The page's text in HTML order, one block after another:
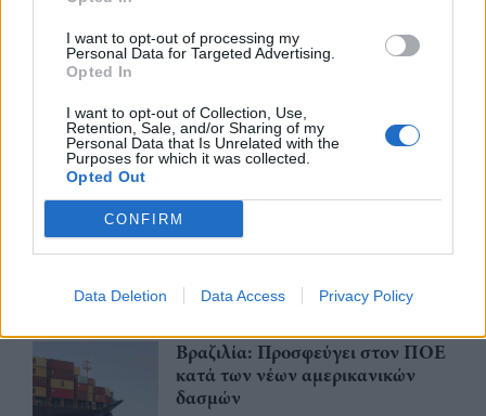
I want to opt-out of processing my
Personal Data for Targeted Advertising.
Opted In
I want to opt-out of Collection, Use,
Retention, Sale, and/or Sharing of my
Personal Data that Is Unrelated with the
Purposes for which it was collected.
Opted Out
CONFIRM
Data Deletion Data Access Privacy Policy
ING: Ενίσχυση κερδών κατά 16%
τρίμηνο, ξεπερνώντας τις
προβλέψεις της αγοράς
30/07/26 16:27
Η Revolut και η OpenAI
συνεργάζονται ώστε να φέρουν
το ChatGPT Go σε εκατομμύρια
30/07/26 |15:43
Βραζιλία: Προσφεύγει στον ΠΟΕ
κατά των νέων αμερικανικών
δασμών